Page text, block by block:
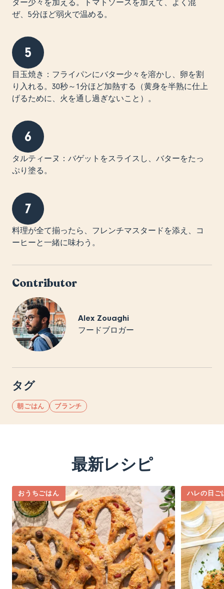
ター少々を加える。トマトソースを加えて、よく混
ぜ、5分ほど弱火で温める。
5
目玉焼き：フライパンにバター少々を溶かし、卵を割
り入れる。30秒～1分ほど加熱する（黄身を半熟に仕上
げるために、火を通し過ぎないこと）。
6
タルティーヌ：バゲットをスライスし、バターをたっ
ぷり塗る。
7
料理が全て揃ったら、フレンチマスタードを添え、コ
ーヒーと一緒に味わう。
Contributor
Alex Zouaghi
フードブロガー
タグ
朝ごはん ブランチ
最新レシピ
おうちごはん ハレの日ご